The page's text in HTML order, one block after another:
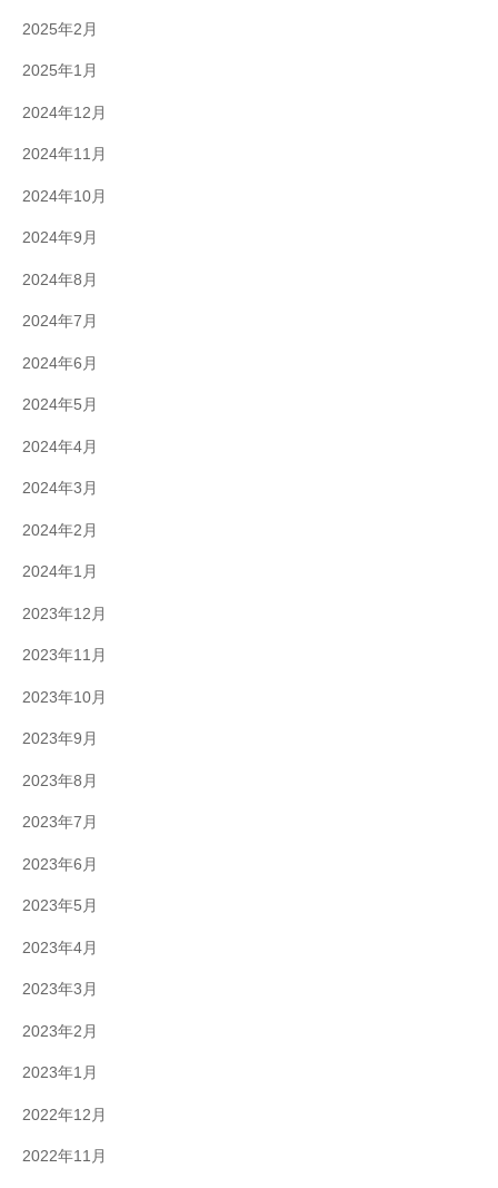
2025年2月
2025年1月
2024年12月
2024年11月
2024年10月
2024年9月
2024年8月
2024年7月
2024年6月
2024年5月
2024年4月
2024年3月
2024年2月
2024年1月
2023年12月
2023年11月
2023年10月
2023年9月
2023年8月
2023年7月
2023年6月
2023年5月
2023年4月
2023年3月
2023年2月
2023年1月
2022年12月
2022年11月